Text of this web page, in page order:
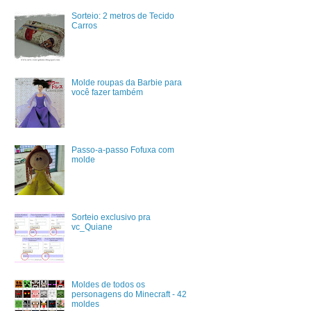
Sorteio: 2 metros de Tecido
Carros
Molde roupas da Barbie para
você fazer também
Passo-a-passo Fofuxa com
molde
Sorteio exclusivo pra
vc_Quiane
Moldes de todos os
personagens do Minecraft - 42
moldes